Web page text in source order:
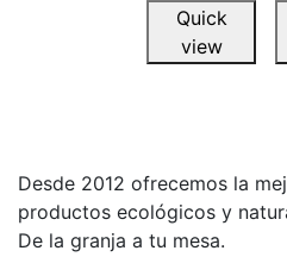
Quick
view
Desde 2012 ofrecemos la
productos ecológicos y
De la granja a tu mesa.